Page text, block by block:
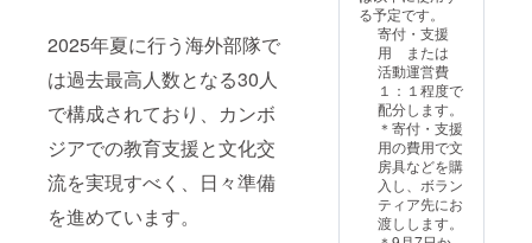
2025年夏に行う海外部隊で
は過去最高人数となる30人
で構成されており、カンボ
ジアでの教育支援と文化交
流を実現すべく、日々準備
を進めています。
たちの
笑顔と
共に、
活動報
告を添
えたお
手紙を
お送り
します
【写真
付き活
動報告
る予定です。
寄付・支援
用 または
活動運営費
１：１程度で
配分します。
＊寄付・支援
用の費用で文
房具などを購
入し、ボラン
ティア先にお
渡しします。